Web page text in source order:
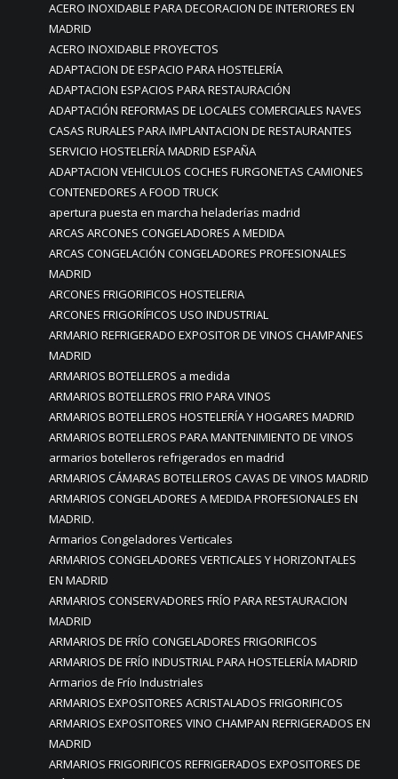
ACERO INOXIDABLE PARA DECORACION DE INTERIORES EN
MADRID
ACERO INOXIDABLE PROYECTOS
ADAPTACION DE ESPACIO PARA HOSTELERÍA
ADAPTACION ESPACIOS PARA RESTAURACIÓN
ADAPTACIÓN REFORMAS DE LOCALES COMERCIALES NAVES
CASAS RURALES PARA IMPLANTACION DE RESTAURANTES
SERVICIO HOSTELERÍA MADRID ESPAÑA
ADAPTACION VEHICULOS COCHES FURGONETAS CAMIONES
CONTENEDORES A FOOD TRUCK
apertura puesta en marcha heladerías madrid
ARCAS ARCONES CONGELADORES A MEDIDA
ARCAS CONGELACIÓN CONGELADORES PROFESIONALES
MADRID
ARCONES FRIGORIFICOS HOSTELERIA
ARCONES FRIGORÍFICOS USO INDUSTRIAL
ARMARIO REFRIGERADO EXPOSITOR DE VINOS CHAMPANES
MADRID
ARMARIOS BOTELLEROS a medida
ARMARIOS BOTELLEROS FRIO PARA VINOS
ARMARIOS BOTELLEROS HOSTELERÍA Y HOGARES MADRID
ARMARIOS BOTELLEROS PARA MANTENIMIENTO DE VINOS
armarios botelleros refrigerados en madrid
ARMARIOS CÁMARAS BOTELLEROS CAVAS DE VINOS MADRID
ARMARIOS CONGELADORES A MEDIDA PROFESIONALES EN
MADRID.
Armarios Congeladores Verticales
ARMARIOS CONGELADORES VERTICALES Y HORIZONTALES
EN MADRID
ARMARIOS CONSERVADORES FRÍO PARA RESTAURACION
MADRID
ARMARIOS DE FRÍO CONGELADORES FRIGORIFICOS
ARMARIOS DE FRÍO INDUSTRIAL PARA HOSTELERÍA MADRID
Armarios de Frío Industriales
ARMARIOS EXPOSITORES ACRISTALADOS FRIGORIFICOS
ARMARIOS EXPOSITORES VINO CHAMPAN REFRIGERADOS EN
MADRID
ARMARIOS FRIGORIFICOS REFRIGERADOS EXPOSITORES DE